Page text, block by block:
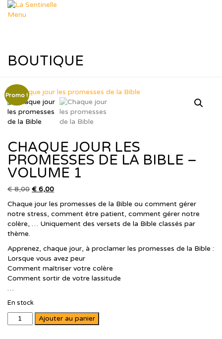
Aller
Menu
Dép. Femmes & Enfants
Dép. Soutien Spirituel
Nos thèmes
Formation Leadership
Ressources Pastorales
Téléchargements
Le Blog de Muriel
dons
Boutique
Panier
BOUTIQUE
Promo !
CHAQUE JOUR LES
PROMESSES DE LA BIBLE –
VOLUME 1
€8,00 Le
initial
était :
€ 8,00.
€ 6,00Le
actuel
est :
€ 6,00.
Chaque jour les promesses de la Bible ou comment gérer
notre stress, comment être patient, comment gérer notre
colère, … Uniquement des versets de la Bible classés par
thème.
Apprenez, chaque jour, à proclamer les promesses de la Bible :
Lorsque vous avez peur
Comment maîtriser votre colère
Comment sortir de votre lassitude
…
En stock
quantité
de
Ajouter au panier